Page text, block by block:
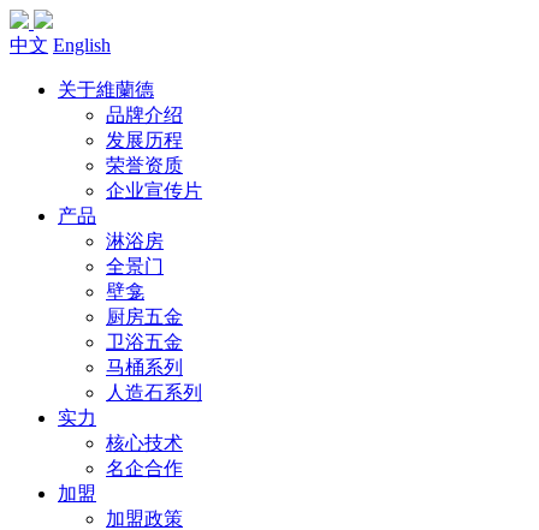
中文 English
关于維蘭德
品牌介绍
发展历程
荣誉资质
企业宣传片
产品
淋浴房
全景门
壁龛
厨房五金
卫浴五金
马桶系列
人造石系列
实力
核心技术
名企合作
加盟
加盟政策